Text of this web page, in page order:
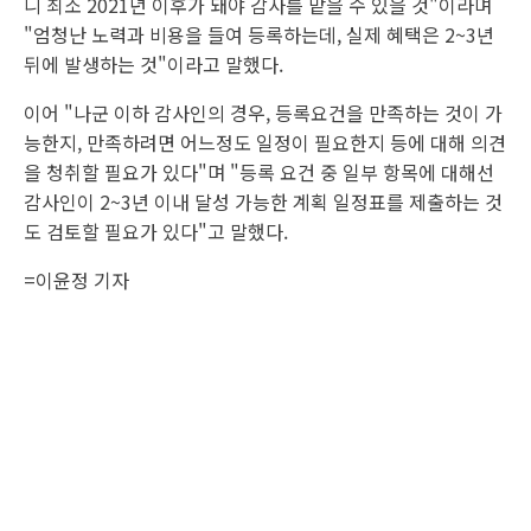
"엄청난 노력과 비용을 들여 등록하는데, 실제 혜택은 2~3년
뒤에 발생하는 것"이라고 말했다.
이어 "나군 이하 감사인의 경우, 등록요건을 만족하는 것이 가
능한지, 만족하려면 어느정도 일정이 필요한지 등에 대해 의견
을 청취할 필요가 있다"며 "등록 요건 중 일부 항목에 대해선
감사인이 2~3년 이내 달성 가능한 계획 일정표를 제출하는 것
도 검토할 필요가 있다"고 말했다.
=이윤정 기자